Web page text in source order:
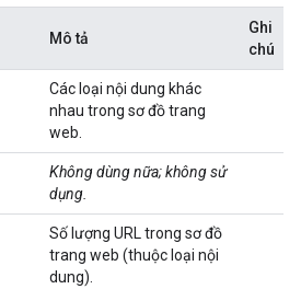
Mô tả
Ghi
chú
Các loại nội dung khác
nhau trong sơ đồ trang
web.
Không dùng nữa; không sử
dụng.
Số lượng URL trong sơ đồ
trang web (thuộc loại nội
dung).